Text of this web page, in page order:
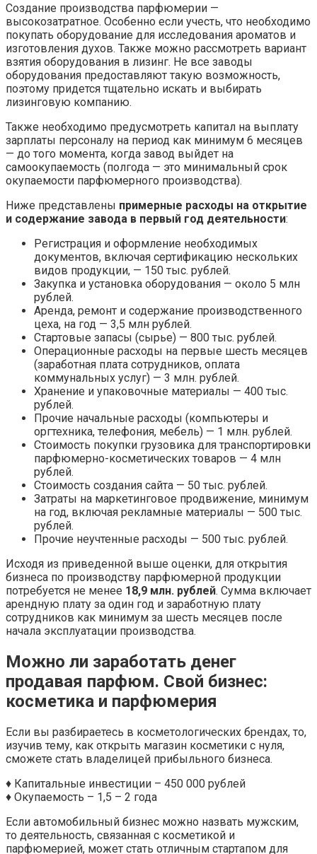
Создание производства парфюмерии —
высокозатратное. Особенно если учесть, что необходимо
покупать оборудование для исследования ароматов и
изготовления духов. Также можно рассмотреть вариант
взятия оборудования в лизинг. Не все заводы
оборудования предоставляют такую возможность,
поэтому придется тщательно искать и выбирать
лизинговую компанию.
Также необходимо предусмотреть капитал на выплату
зарплаты персоналу на период как минимум 6 месяцев
— до того момента, когда завод выйдет на
самоокупаемость (полгода — это минимальный срок
окупаемости парфюмерного производства).
Ниже представлены примерные расходы на открытие
и содержание завода в первый год деятельности:
Регистрация и оформление необходимых
документов, включая сертификацию нескольких
видов продукции, — 150 тыс. рублей.
Закупка и установка оборудования — около 5 млн
рублей.
Аренда, ремонт и содержание производственного
цеха, на год — 3,5 млн рублей.
Стартовые запасы (сырье) — 800 тыс. рублей.
Операционные расходы на первые шесть месяцев
(заработная плата сотрудников, оплата
коммунальных услуг) — 3 млн. рублей.
Хранение и упаковочные материалы — 400 тыс.
рублей.
Прочие начальные расходы (компьютеры и
оргтехника, телефония, мебель) — 1 млн. рублей.
Стоимость покупки грузовика для транспортировки
парфюмерно-косметических товаров — 4 млн
рублей.
Стоимость создания сайта — 50 тыс. рублей.
Затраты на маркетинговое продвижение, минимум
на год, включая рекламные материалы — 500 тыс.
рублей.
Прочие неучтенные расходы — 500 тыс. рублей.
Исходя из приведенной выше оценки, для открытия
бизнеса по производству парфюмерной продукции
потребуется не менее 18,9 млн. рублей. Сумма включает
арендную плату за один год и заработную плату
сотрудников как минимум за шесть месяцев после
начала эксплуатации производства.
Можно ли заработать денег
продавая парфюм. Свой бизнес:
косметика и парфюмерия
Если вы разбираетесь в косметологических брендах, то,
изучив тему, как открыть магазин косметики с нуля,
сможете стать владелицей прибыльного бизнеса.
♦ Капитальные инвестиции – 450 000 рублей
♦ Окупаемость – 1,5 – 2 года
Если автомобильный бизнес можно назвать мужским,
то деятельность, связанная с косметикой и
парфюмерией, может стать отличным стартапом для